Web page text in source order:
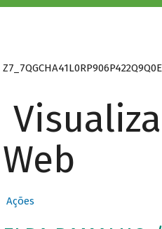
Web
Ações